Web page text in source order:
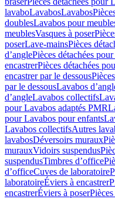
lavaboLavabosLavabos
doublesLavabos pour
meublesVasques à poser
poserLave-mainsPièces
d’anglePièces détachées
encastrerPièces détachées
encastrer par le dessous
par le dessousLavabos
d’angleLavabos collectifs
pour Lavabos adaptés PMR
pour Lavabos pour enfants
Lavabos collectifsAutres
lavabosDéversoirs muraux
murauxVidoirs suspendus
suspendusTimbres dʼoffice
dʼofficeCuves de laboratoire
laboratoireÉviers à encastrer
encastrerÉviers à poser